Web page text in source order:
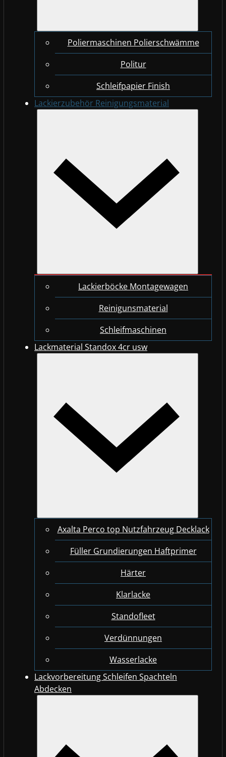
Poliermaschinen Polierschwämme
Politur
Schleifpapier Finish
Lackierzubehör Reinigungsmaterial
Lackierböcke Montagewagen
Reinigunsmaterial
Schleifmaschinen
Lackmaterial Standox 4cr usw
Axalta Perco top Nutzfahrzeug Decklack
Füller Grundierungen Haftprimer
Härter
Klarlacke
Standofleet
Verdünnungen
Wasserlacke
Lackvorbereitung Schleifen Spachteln
Abdecken